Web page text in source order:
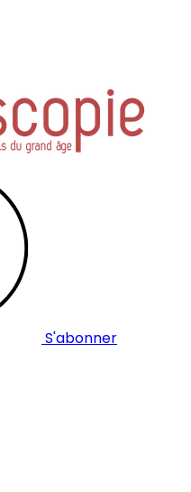
S'abonner
cookies